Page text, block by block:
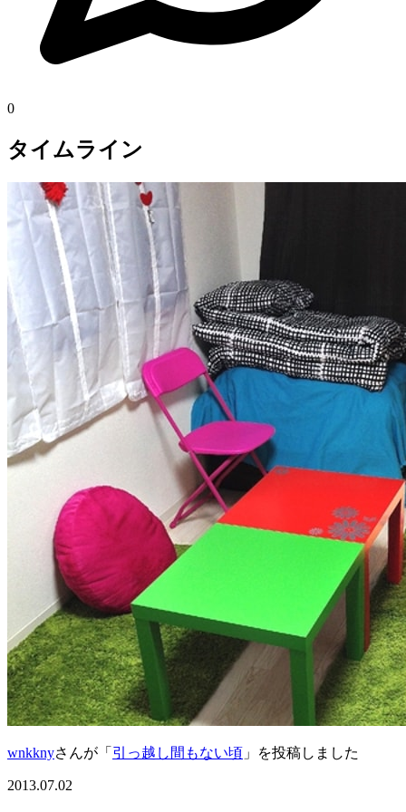
0
タイムライン
wnkknyさんが「 引っ越し間もない頃 」を投稿しました
2013.07.02